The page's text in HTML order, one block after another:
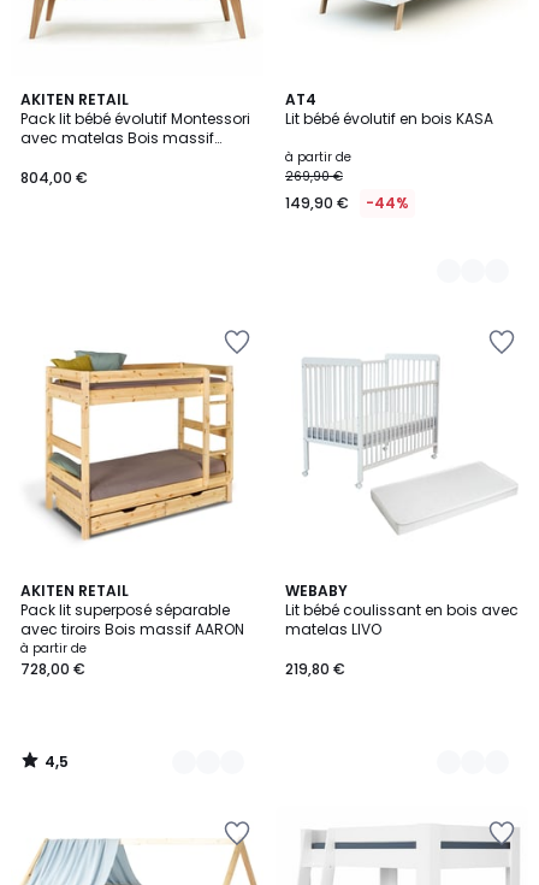
AKITEN RETAIL
Pack lit bébé évolutif Montessori
avec matelas Bois massif
804,00 €
AT4
Lit bébé évolutif en bois KASA
à partir de
269,90 €
149,90 € -44%
3
Couleurs
AKITEN RETAIL
Pack lit superposé séparable
avec tiroirs Bois massif AARON
à partir de
728,00 €
4,5
/ 5
2
Couleurs
4,5
/
WEBABY
Lit bébé coulissant en bois avec
matelas LIVO
219,80 €
2
Couleurs